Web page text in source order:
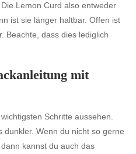
Lemon Curd also entweder
ist sie länger haltbar. Offen ist
Beachte, dass dies lediglich
mit
Schritte aussehen.
dunkler. Wenn du nicht so gerne
kannst du auch das